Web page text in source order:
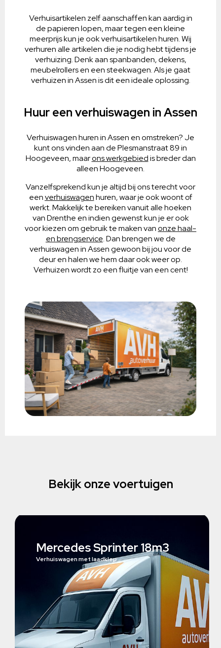
Verhuisartikelen zelf aanschaffen kan aardig in
de papieren lopen, maar tegen een kleine
meerprijs kun je ook verhuisartikelen huren. Wij
verhuren alle artikelen die je nodig hebt tijdens je
verhuizing. Denk aan spanbanden, dekens,
meubelrollers en een steekwagen. Als je gaat
verhuizen in Assen is dit een ideale oplossing.
Huur een verhuiswagen in Assen
Verhuiswagen huren in Assen en omstreken? Je
kunt ons vinden aan de Plesmanstraat 89 in
Hoogeveen, maarons werkgebiedis breder dan
alleen Hoogeveen.
Vanzelfsprekend kun je altijd bij ons terecht voor
eenverhuiswagenhuren, waar je ook woont of
werkt. Makkelijk te bereiken vanuit alle hoeken
van Drenthe en indien gewenst kun je er ook
voor kiezen om gebruik te maken vanonze haal-
en brengservice. Dan brengen we de
verhuiswagen in Assen gewoon bij jou voor de
deur en halen we hem daar ook weer op.
Verhuizen wordt zo een fluitje van een cent!
Bekijk onze voertuigen
Mercedes Sprinter 18m3
Verhuiswagen met laadklep